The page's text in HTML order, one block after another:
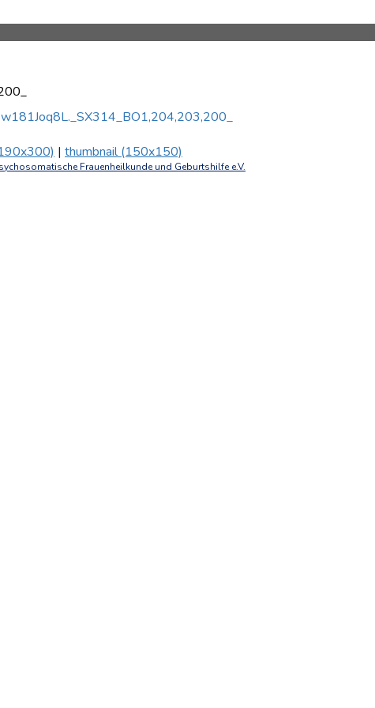
| thumbnail (150x150)
Frauenheilkunde und Geburtshilfe e.V.